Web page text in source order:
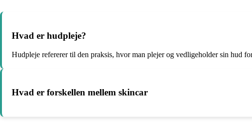
Hvad er hudpleje?
Hudpleje refererer til den praksis, hvor man plejer og vedligeholder sin hud
Hvad er forskellen mellem skincar